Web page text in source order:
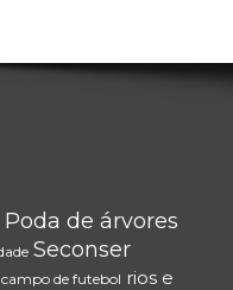
Poda de árvores
Seconser
campo de futebol rios e